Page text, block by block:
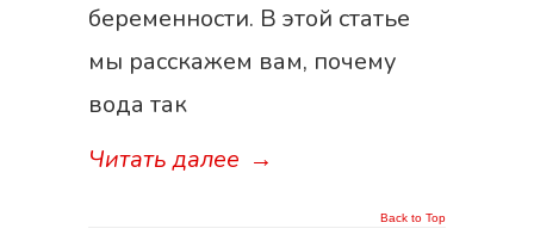
беременности. В этой статье
мы расскажем вам, почему
вода так
Читать далее →
Back to Top